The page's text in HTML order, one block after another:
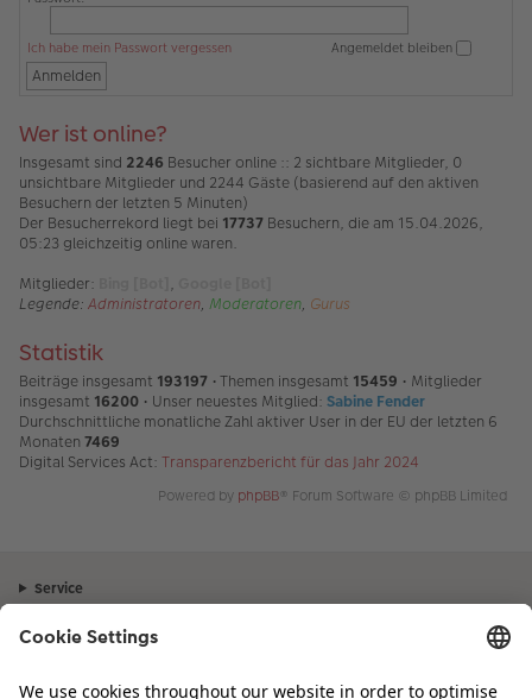
Ich habe mein Passwort vergessen Angemeldet bleiben
Wer ist online?
Insgesamt sind 2246 Besucher online :: 2 sichtbare Mitglieder, 0
unsichtbare Mitglieder und 2244 Gäste (basierend auf den aktiven
Besuchern der letzten 5 Minuten)
Der Besucherrekord liegt bei 17737 Besuchern, die am 15.04.2026,
05:23 gleichzeitig online waren.
Mitglieder:
,
Legende: Administratoren, Moderatoren, Gurus
Statistik
Beiträge insgesamt 193197 • Themen insgesamt 15459 • Mitglieder
insgesamt 16200 • Unser neuestes Mitglied: Sabine Fender
Durchschnittliche monatliche Zahl aktiver User in der EU der letzten 6
Monaten 7469
Digital Services Act: Transparenzbericht für das Jahr 2024
Powered by phpBB® Forum Software © phpBB Limited
Service